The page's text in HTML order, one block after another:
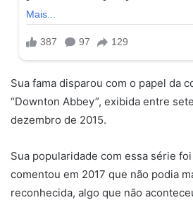
Sua fama disparou com o papel da
“Downton Abbey”, exibida entre
dezembro de 2015.
Sua popularidade com essa série
comentou em 2017 que não podia
reconhecida, algo que não